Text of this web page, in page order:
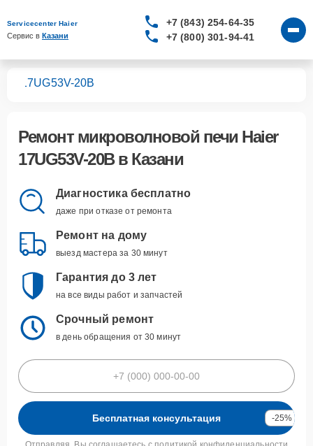
Servicecenter Haier
Сервис в Казани
+7 (843) 254-64-35
+7 (800) 301-94-41
17UG53V-20B
Ремонт микроволновой печи Haier
17UG53V-20Bв Казани
Диагностика бесплатно
даже при отказе от ремонта
Ремонт на дому
выезд мастера за 30 минут
Гарантия до 3 лет
на все виды работ и запчастей
Срочный ремонт
в день обращения от 30 минут
Бесплатная консультация -25%